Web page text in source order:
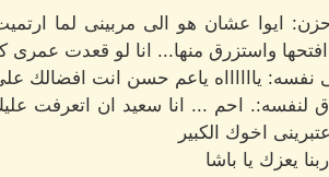
ايوا عشان هو الى مربينى لما
واستزرق منها... انا لو قعدت
نفسه: يااااااه ياعم حسن انت افضالك
لنفسه:. احم ... انا سعيد ان اتعرفت
اخوك الكبير
يعزك يا باشا